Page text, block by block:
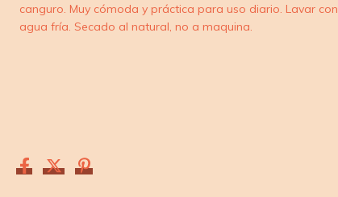
canguro. Muy cómoda y práctica para uso diario. Lavar con
agua fría. Secado al natural, no a maquina.